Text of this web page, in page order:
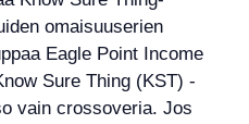
omaisuuserien
Eagle Point Income
Sure Thing (KST) -
vain crossoveria. Jos